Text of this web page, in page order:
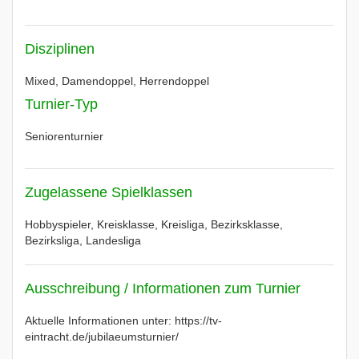
Disziplinen
Mixed, Damendoppel, Herrendoppel
Turnier-Typ
Seniorenturnier
Zugelassene Spielklassen
Hobbyspieler, Kreisklasse, Kreisliga, Bezirksklasse,
Bezirksliga, Landesliga
Ausschreibung / Informationen zum Turnier
Aktuelle Informationen unter: https://tv-
eintracht.de/jubilaeumsturnier/